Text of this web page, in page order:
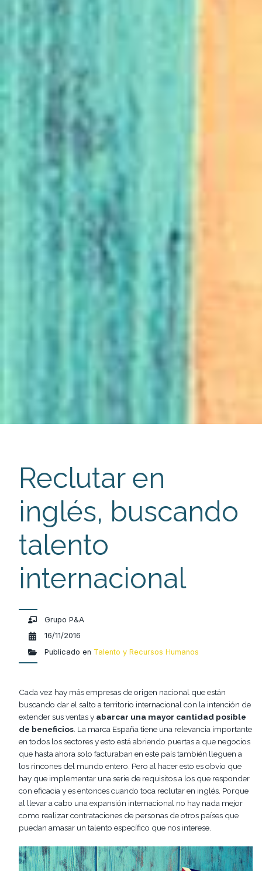
Reclutar en
inglés, buscando
talento
internacional
Grupo P&A
16/11/2016
Publicado en Talento y Recursos Humanos
Cada vez hay más empresas de origen nacional que están
buscando dar el salto a territorio internacional con la intención de
extender sus ventas y abarcar una mayor cantidad posible
de beneficios . La marca España tiene una relevancia importante
en todos los sectores y esto está abriendo puertas a que negocios
que hasta ahora solo facturaban en este país también lleguen a
los rincones del mundo entero. Pero al hacer esto es obvio que
hay que implementar una serie de requisitos a los que responder
con eficacia y es entonces cuando toca reclutar en inglés. Porque
al llevar a cabo una expansión internacional no hay nada mejor
como realizar contrataciones de personas de otros países que
puedan amasar un talento específico que nos interese.